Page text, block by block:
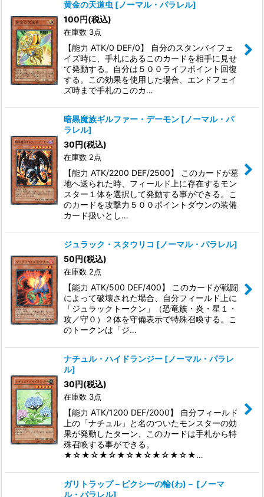
黄金の天道虫 [ノーマル・パラレル]
100円(税込)
在庫数 3点
【能力 ATK/0 DEF/0】 自分のスタンバイフェ
イズ時に、手札にあるこのカードを相手に見せ
て発動する。自分は５００ライフポイント回復
する。この効果を使用した場合、エンドフェイ
ズ時まで手札のこのカ…
暗黒魔族ギルファー・デーモン [ノーマル・パ
ラレル]
30円(税込)
在庫数 2点
【能力 ATK/2200 DEF/2500】 このカードが墓
地へ送られた時、フィールド上に存在するモン
スター１体を選択して発動する事ができる。こ
のカードを攻撃力５００ポイントダウンの装備
カード扱いとし…
ジュラック・スタウリコ [ノーマル・パラレル]
50円(税込)
在庫数 2点
【能力 ATK/500 DEF/400】 このカードが戦闘
によって破壊された場合、自分フィールド上に
「ジュラックトークン」（恐竜族・炎・星１・
攻／守０）２体を守備表示で特殊召喚する。こ
のトークンは「ジ…
ナチュル・ハイドランジー [ノーマル・パラレ
ル]
30円(税込)
在庫数 3点
【能力 ATK/1200 DEF/2000】 自分フィールド
上の「ナチュル」と名のついたモンスターの効
果が発動したターン、このカードは手札から特
殊召喚する事ができる。
★☆★☆★☆★☆★☆★☆★☆★…
ガリトラップ－ピクシーの輪(わ)－ [ノーマ
ル・パラレル]